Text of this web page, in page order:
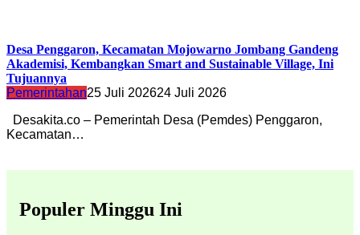
Desa Penggaron, Kecamatan Mojowarno Jombang Gandeng
Akademisi, Kembangkan Smart and Sustainable Village, Ini
Tujuannya
Pemerintahan25 Juli 202624 Juli 2026
Desakita.co – Pemerintah Desa (Pemdes) Penggaron,
Kecamatan…
Populer Minggu Ini